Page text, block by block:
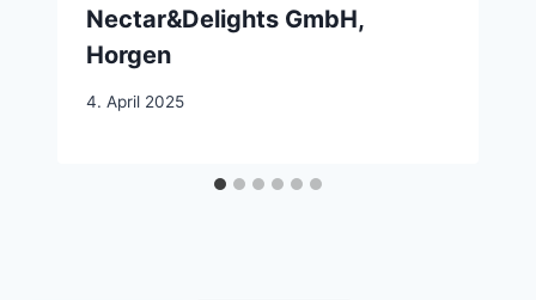
Nectar&Delights GmbH,
Horgen
4. April 2025